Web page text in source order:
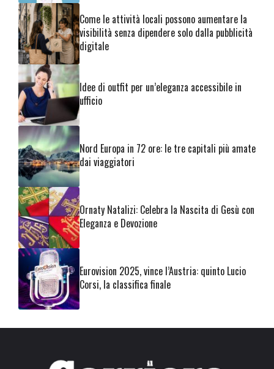
Come le attività locali possono aumentare la
visibilità senza dipendere solo dalla pubblicità
digitale
Idee di outfit per un’eleganza accessibile in
ufficio
Nord Europa in 72 ore: le tre capitali più amate
dai viaggiatori
Ornaty Natalizi: Celebra la Nascita di Gesù con
Eleganza e Devozione
Eurovision 2025, vince l’Austria: quinto Lucio
Corsi, la classifica finale